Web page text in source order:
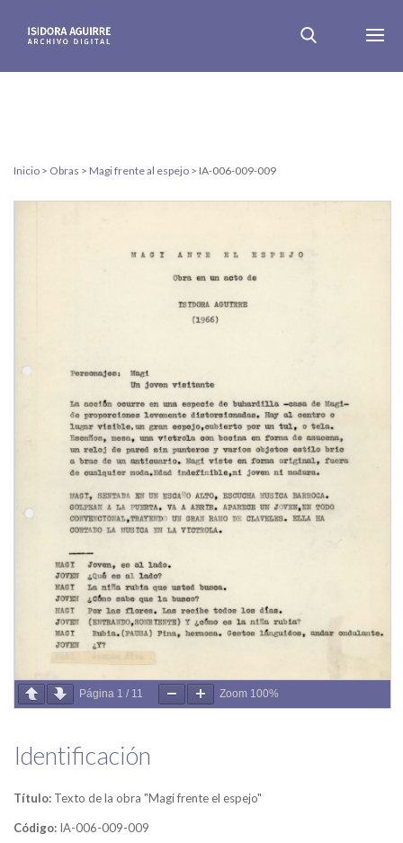
Inicio > Obras > Magi frente al espejo > IA-006-009-009
Página 1 / 11 Zoom 100%
Identificación
Título: Texto de la obra "Magi frente el espejo"
Código: IA-006-009-009